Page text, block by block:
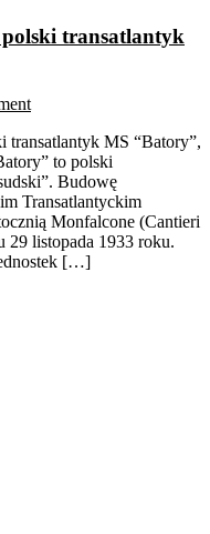
transatlantyk
transatlantyk MS “Batory”,
to polski
Budowę
Transatlantyckim
Monfalcone (Cantieri
29 listopada 1933 roku.
[…]